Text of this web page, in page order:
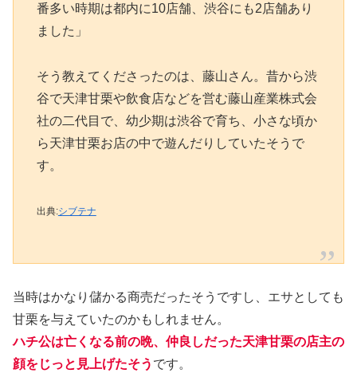
番多い時期は都内に10店舗、渋谷にも2店舗あり
ました」
そう教えてくださったのは、藤山さん。昔から渋
谷で天津甘栗や飲食店などを営む藤山産業株式会
社の二代目で、幼少期は渋谷で育ち、小さな頃か
ら天津甘栗お店の中で遊んだりしていたそうで
す。
出典:シブテナ
当時はかなり儲かる商売だったそうですし、エサとしても
甘栗を与えていたのかもしれません。
ハチ公は亡くなる前の晩、仲良しだった天津甘栗の店主の
顔をじっと見上げたそう です。